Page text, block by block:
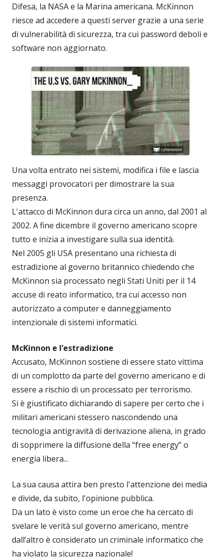
Difesa, la NASA e la Marina americana. McKinnon
riesce ad accedere a questi server grazie a una serie
di vulnerabilità di sicurezza, tra cui password deboli e
software non aggiornato.
Una volta entrato nei sistemi, modifica i file e lascia
messaggi provocatori per dimostrare la sua
presenza.
L'attacco di McKinnon dura circa un anno, dal 2001 al
2002. A fine dicembre il governo americano scopre
tutto e inizia a investigare sulla sua identità.
Nel 2005 gli USA presentano una richiesta di
estradizione al governo britannico chiedendo che
McKinnon sia processato negli Stati Uniti per il 14
accuse di reato informatico, tra cui accesso non
autorizzato a computer e danneggiamento
intenzionale di sistemi informatici.
McKinnon e l’estradizione
Accusato, McKinnon sostiene di essere stato vittima
di un complotto da parte del governo americano e di
essere a rischio di un processato per terrorismo.
Si è giustificato dichiarando di sapere per certo che i
militari americani stessero nascondendo una
tecnologia antigravità di derivazione aliena, in grado
di sopprimere la diffusione della “free energy” o
energia libera...
La sua causa attira ben presto l'attenzione dei media
e divide, da subito, l'opinione pubblica.
Da un lato è visto come un eroe che ha cercato di
svelare le verità sul governo americano, mentre
dall’altro è considerato un criminale informatico che
ha violato la sicurezza nazionale!